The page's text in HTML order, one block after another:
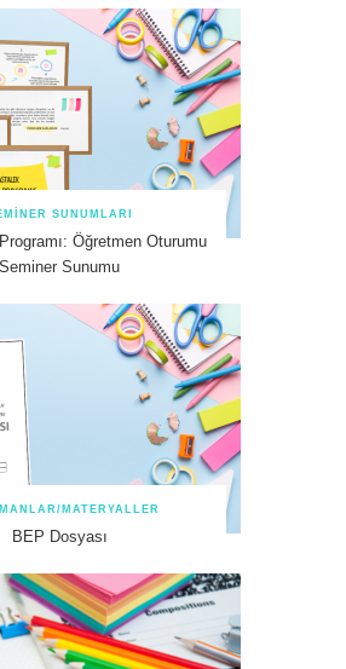
SUNUMLARI
Öğretmen Oturumu
Seminer Sunumu
MATERYALLER
BEP Dosyası